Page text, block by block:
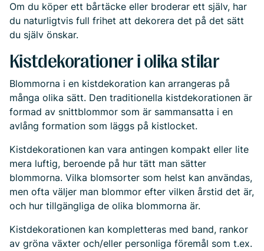
Om du köper ett bårtäcke eller broderar ett själv, har
du naturligtvis full frihet att dekorera det på det sätt
du själv önskar.
Kistdekorationer i olika stilar
Blommorna i en kistdekoration kan arrangeras på
många olika sätt. Den traditionella kistdekorationen är
formad av snittblommor som är sammansatta i en
avlång formation som läggs på kistlocket.
Kistdekorationen kan vara antingen kompakt eller lite
mera luftig, beroende på hur tätt man sätter
blommorna. Vilka blomsorter som helst kan användas,
men ofta väljer man blommor efter vilken årstid det är,
och hur tillgängliga de olika blommorna är.
Kistdekorationen kan kompletteras med band, rankor
av gröna växter och/eller personliga föremål som t.ex.